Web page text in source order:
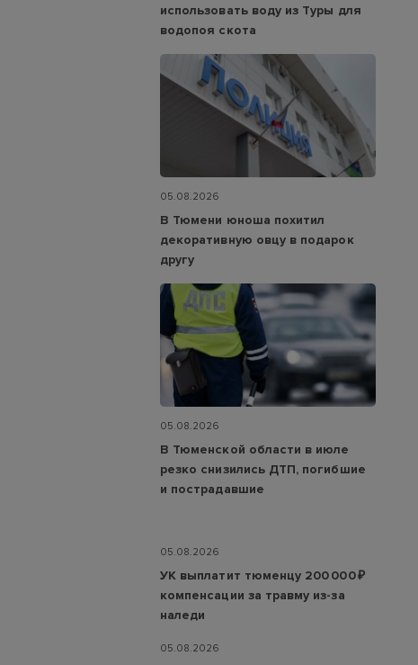
использовать воду из Туры для
водопоя скота
05.08.2026
В Тюмени юноша похитил
декоративную овцу в подарок
другу
05.08.2026
В Тюменской области в июле
резко снизились ДТП, погибшие
и пострадавшие
05.08.2026
УК выплатит тюменцу 200 000 ₽
компенсации за травму из-за
наледи
05.08.2026